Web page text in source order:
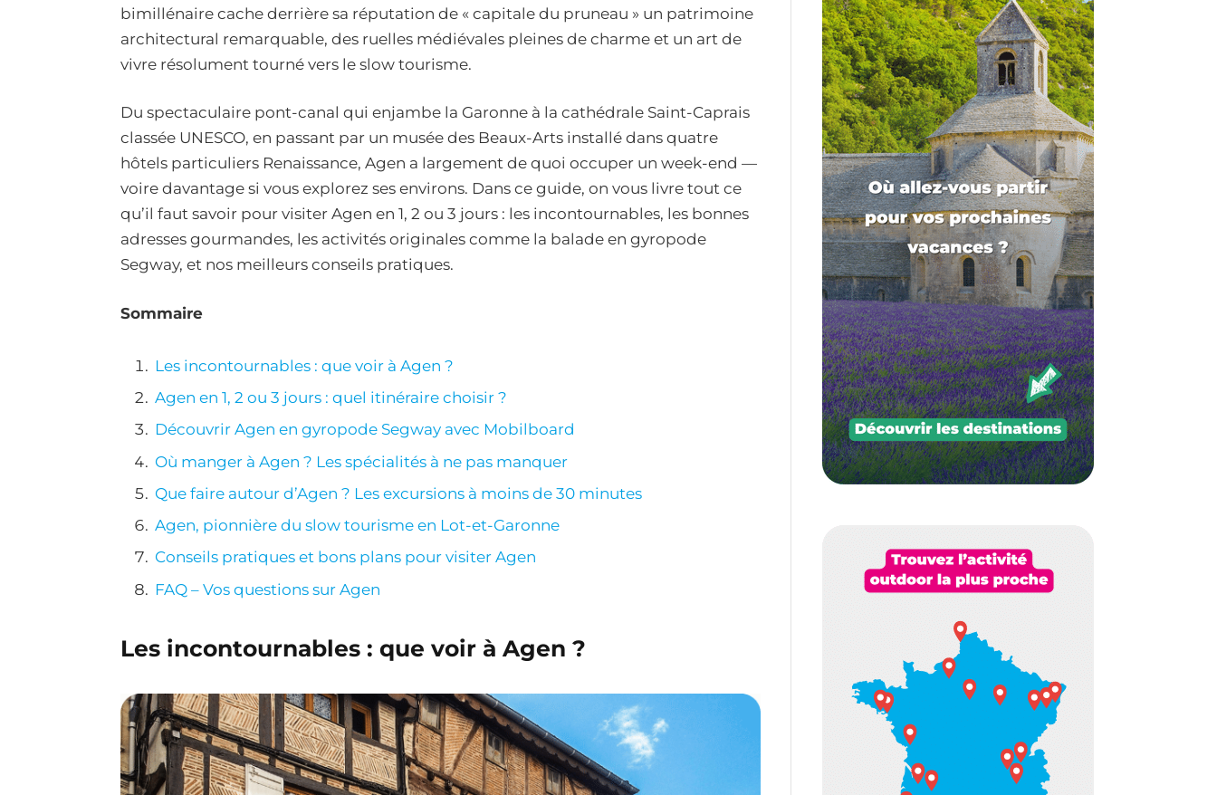
bimillénaire cache derrière sa réputation de « capitale du pruneau » un patrimoine
architectural remarquable, des ruelles médiévales pleines de charme et un art de
vivre résolument tourné vers le slow tourisme.
Du spectaculaire pont-canal qui enjambe la Garonne à la cathédrale Saint-Caprais
classée UNESCO, en passant par un musée des Beaux-Arts installé dans quatre
hôtels particuliers Renaissance, Agen a largement de quoi occuper un week-end —
voire davantage si vous explorez ses environs. Dans ce guide, on vous livre tout ce
qu’il faut savoir pour visiter Agen en 1, 2 ou 3 jours : les incontournables, les bonnes
adresses gourmandes, les activités originales comme la balade en gyropode
Segway, et nos meilleurs conseils pratiques.
Sommaire
Les incontournables : que voir à Agen ?
Agen en 1, 2 ou 3 jours : quel itinéraire choisir ?
Découvrir Agen en gyropode Segway avec Mobilboard
Où manger à Agen ? Les spécialités à ne pas manquer
Que faire autour d’Agen ? Les excursions à moins de 30 minutes
Agen, pionnière du slow tourisme en Lot-et-Garonne
Conseils pratiques et bons plans pour visiter Agen
FAQ – Vos questions sur Agen
Les incontournables : que voir à Agen ?